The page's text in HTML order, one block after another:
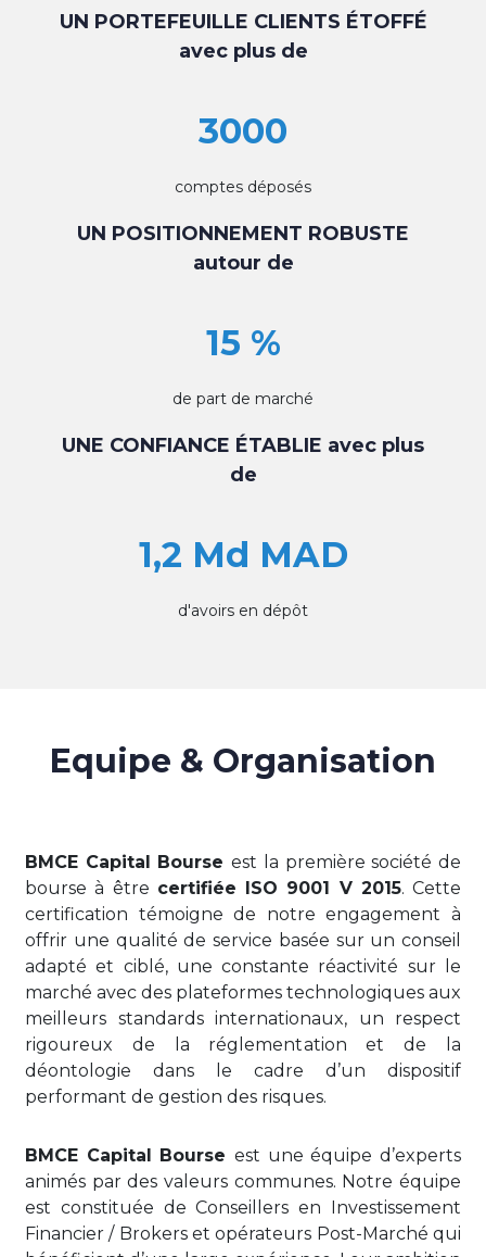
UN PORTEFEUILLE CLIENTS ÉTOFFÉ
avec plus de
3000
comptes déposés
UN POSITIONNEMENT ROBUSTE
autour de
15 %
de part de marché
UNE CONFIANCE ÉTABLIE avec plus
de
1,2 Md MAD
d'avoirs en dépôt
Equipe & Organisation
BMCE Capital Bourseest la première société de
bourse à être certifiée ISO 9001 V 2015. Cette
certification témoigne de notre engagement à
offrir une qualité de service basée sur un conseil
adapté et ciblé, une constante réactivité sur le
marché avec des plateformes technologiques aux
meilleurs standards internationaux, un respect
rigoureux de la réglementation et de la
déontologie dans le cadre d’un dispositif
performant de gestion des risques.
BMCE Capital Bourse est une équipe d’experts
animés par des valeurs communes. Notre équipe
est constituée de Conseillers en Investissement
Financier / Brokers et opérateurs Post-Marché qui